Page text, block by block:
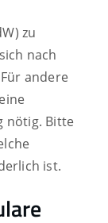
zu
nach
andere
nötig. Bitte
ist.